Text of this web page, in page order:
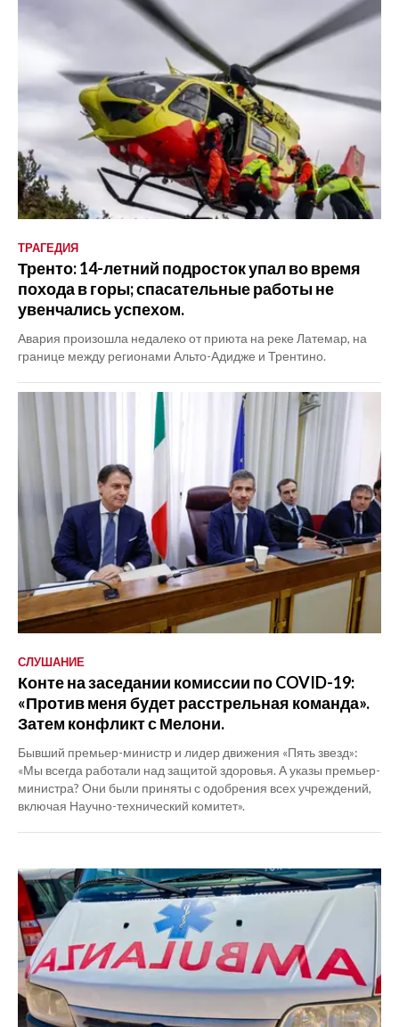
ТРАГЕДИЯ
Тренто: 14-летний подросток упал во время
похода в горы; спасательные работы не
увенчались успехом.
Авария произошла недалеко от приюта на реке Латемар, на
границе между регионами Альто-Адидже и Трентино.
СЛУШАНИЕ
Конте на заседании комиссии по COVID-19:
«Против меня будет расстрельная команда».
Затем конфликт с Мелони.
Бывший премьер-министр и лидер движения «Пять звезд»:
«Мы всегда работали над защитой здоровья. А указы премьер-
министра? Они были приняты с одобрения всех учреждений,
включая Научно-технический комитет».